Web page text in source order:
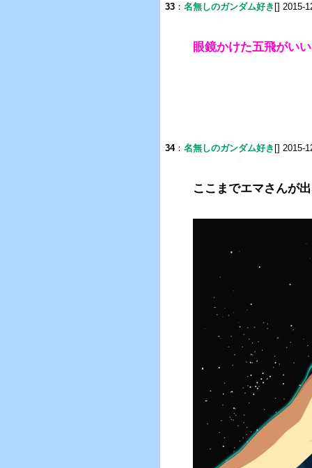
33 ： 名無しのガンダム好き [] 2015-
眼鏡かけた五飛がいい
34： 名無しのガンダム好き [] 2015-
ここまでエマさんが